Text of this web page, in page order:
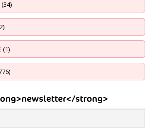
(34)
(1)
strong>